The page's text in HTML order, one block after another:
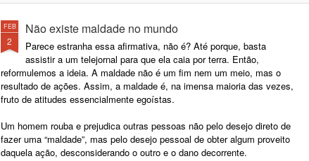
indo só para sentir o prazer de
voltar.
Mas melhor mesmo é não ir.
Lembra quando você não ia à aula
e ficava em casa doente, fingindo
que estava doente ou só
exagerando uma leve
aquele momento mágico em que
você olhava no relógio e pensava:
“essa hora o pessoal está tendo
Nesse cenário, temos uma
desigualdade salarial de nove mil
reais na média. Se o problema for
apenas a desigualdade, o foco
está na diferença entre os grupos,
e não na baixa renda dos 80% da
FEB
2
Não existe maldade no mundo
Parece estranha essa afirmativa, não é? Até porque, basta
assistir a um telejornal para que ela caia por terra. Então,
reformulemos a ideia. A maldade não é um fim nem um meio, mas o
resultado de ações. Assim, a maldade é, na imensa maioria das vezes,
fruto de atitudes essencialmente egoístas.
Um homem rouba e prejudica outras pessoas não pelo desejo direto de
fazer uma “maldade”, mas pelo desejo pessoal de obter algum proveito
daquela ação, desconsiderando o outro e o dano decorrente.